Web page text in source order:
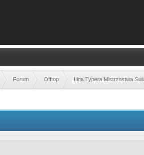
Forum Offtop Liga Typera Mistrzostwa